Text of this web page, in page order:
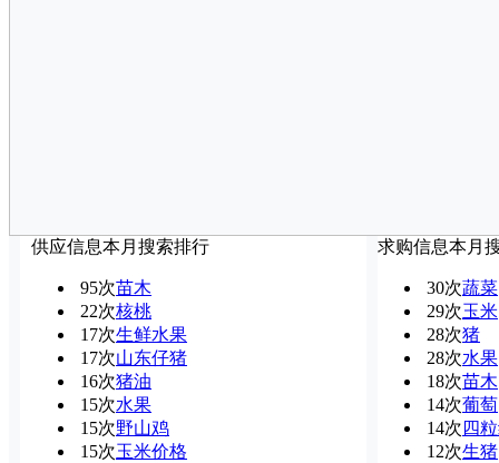
供应信息本月搜索排行
95次苗木
22次核桃
17次生鲜水果
17次山东仔猪
16次猪油
15次水果
15次野山鸡
15次玉米价格
求购信息本月
30次蔬菜
29次玉米
28次猪
28次水果
18次苗木
14次葡萄
14次 四
12次生猪